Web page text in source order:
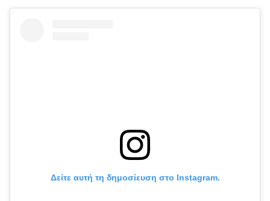
Δείτε αυτή τη δημοσίευση στο Instagram.